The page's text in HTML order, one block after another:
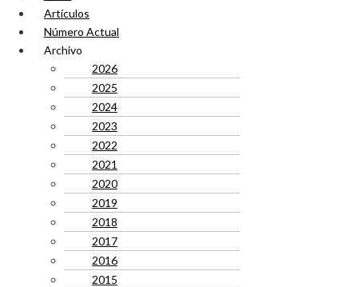
Artículos
Número Actual
Archivo
2026
2025
2024
2023
2022
2021
2020
2019
2018
2017
2016
2015